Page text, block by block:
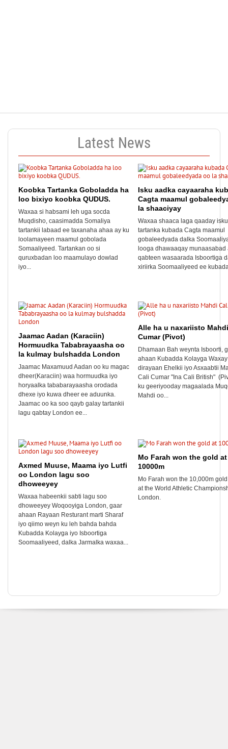
Latest News
Koobka Tartanka Goboladda ha
loo bixiyo koobka QUDUS.
Waxaa si habsami leh uga socda
Muqdisho, caasimadda Somaliya
tartankii labaad ee taxanaha ahaa ay ku
loolamayeen maamul gobolada
Somaaliyeed. Tartankan oo si
quruxbadan loo maamulayo dowlad
iyo...
Isku aadka cayaaraha
Cagta maamul
la shaaciyay
Waxaa shaaca laga qaaday
tartanka kubada Cagta maamul
gobaleedyada dalka
looga dhawaaqay munaasabad
qabteen wasaarada Isboortiga
xiriirka Soomaaliyeed ee
Jaamac Aadan (Karaciin)
Hormuudka Tababrayaasha oo
la kulmay bulshadda London
Jaamac Maxamuud Aadan oo ku magac
dheer(Karaciin) waa hormuudka iyo
horyaalka tababarayaasha orodada
dhexe iyo kuwa dheer ee aduunka.
Jaamac oo ka soo qayb galay tartankii
lagu qabtay London ee...
Alle ha u naxariisto
Cumar (Pivot)
Dhamaan Bah weynta Isboorti,
ahaan Kubadda Kolayga
dirayaan Ehelkii iyo Asxaabtii
Cali Cumar "Ina Cali British"
ku geeriyooday magaalada
Mahdi oo...
Axmed Muuse, Maama iyo Lutfi
oo London lagu soo
dhoweeyey
Waxaa habeenkii sabti lagu soo
dhoweeyey Woqooyiga London, gaar
ahaan Rayaan Resturant marti Sharaf
iyo qiimo weyn ku leh bahda bahda
Kubadda Kolayga iyo Isboortiga
Soomaaliyeed, dalka Jarmalka waxaa...
Mo Farah won the gold at
10000m
Mo Farah won the 10,000m
at the World Athletic
London.